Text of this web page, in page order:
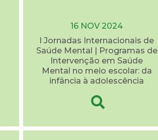
16 NOV 2024
I Jornadas Internacionais de
Saúde Mental | Programas de
Intervenção em Saúde
Mental no meio escolar: da
infância à adolescência